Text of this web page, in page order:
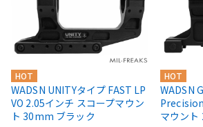
HOT
WADSN UNITYタイプ FAST LP
VO 2.05インチ スコープマウン
ト 30mm ブラック
HOT
WADSN
マウン